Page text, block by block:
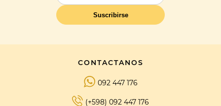
Suscribirse
CONTACTANOS
092 447 176
(+598) 092 447 176